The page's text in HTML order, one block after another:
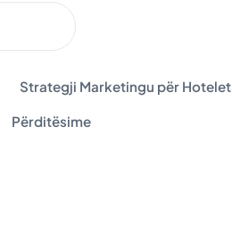
Strategji Marketingu për Hotelet
Përditësime